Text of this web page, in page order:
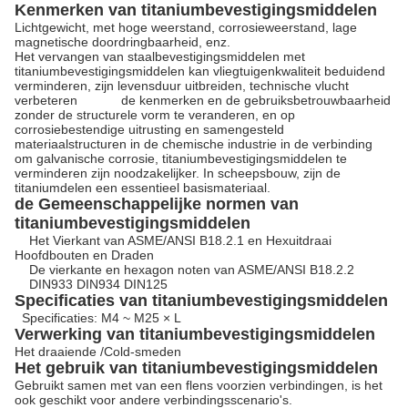
Kenmerken van titaniumbevestigingsmiddelen
Lichtgewicht, met hoge weerstand, corrosieweerstand, lage
magnetische doordringbaarheid, enz.
Het vervangen van staalbevestigingsmiddelen met
titaniumbevestigingsmiddelen kan vliegtuigenkwaliteit beduidend
verminderen, zijn levensduur uitbreiden, technische vlucht
verbeteren de kenmerken en de gebruiksbetrouwbaarheid
zonder de structurele vorm te veranderen, en op
corrosiebestendige uitrusting en samengesteld
materiaalstructuren in de chemische industrie in de verbinding
om galvanische corrosie, titaniumbevestigingsmiddelen te
verminderen zijn noodzakelijker. In scheepsbouw, zijn de
titaniumdelen een essentieel basismateriaal.
de Gemeenschappelijke normen van
titaniumbevestigingsmiddelen
Het Vierkant van ASME/ANSI B18.2.1 en Hexuitdraai
Hoofdbouten en Draden
De vierkante en hexagon noten van ASME/ANSI B18.2.2
DIN933 DIN934 DIN125
Specificaties van titaniumbevestigingsmiddelen
Specificaties: M4 ~ M25 × L
Verwerking van titaniumbevestigingsmiddelen
Het draaiende /Cold-smeden
Het gebruik van titaniumbevestigingsmiddelen
Gebruikt samen met van een flens voorzien verbindingen, is het
ook geschikt voor andere verbindingsscenario's.